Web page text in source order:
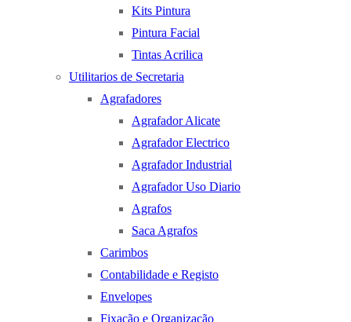
Kits Pintura
Pintura Facial
Tintas Acrilica
Utilitarios de Secretaria
Agrafadores
Agrafador Alicate
Agrafador Electrico
Agrafador Industrial
Agrafador Uso Diario
Agrafos
Saca Agrafos
Carimbos
Contabilidade e Registo
Envelopes
Fixação e Organização